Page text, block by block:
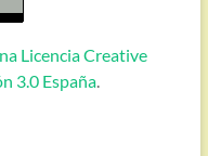
Licencia Creative
3.0 España.